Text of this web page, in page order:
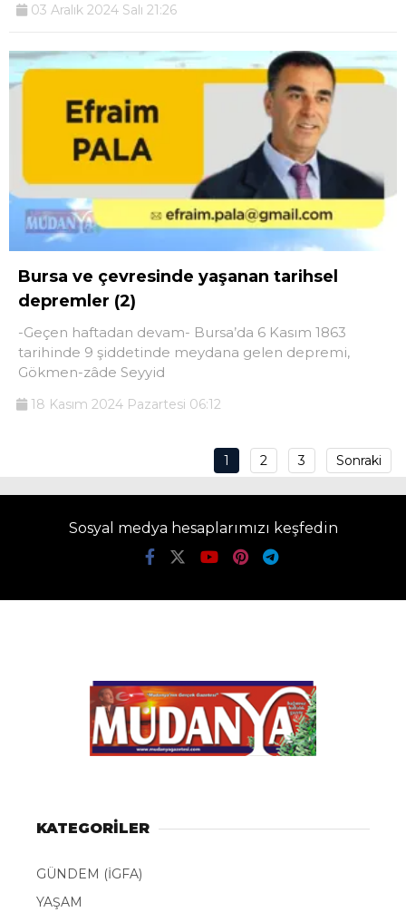
03 Aralık 2024 Salı 21:26
Bursa ve çevresinde yaşanan tarihsel
depremler (2)
-Geçen haftadan devam- Bursa’da 6 Kasım 1863
tarihinde 9 şiddetinde meydana gelen depremi,
Gökmen-zâde Seyyid
18 Kasım 2024 Pazartesi 06:12
1 2 3 Sonraki
Sosyal medya hesaplarımızı keşfedin
KATEGORİLER
GÜNDEM (İGFA)
YAŞAM